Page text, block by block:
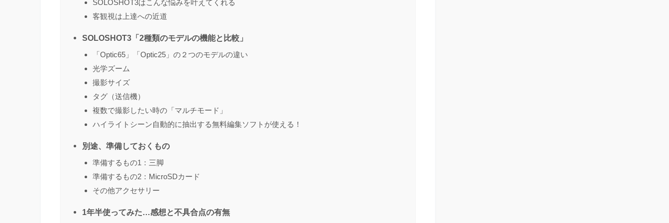
SOLOSHOT3はこんな悩みを叶えてくれる
客観視は上達への近道
SOLOSHOT3「2種類のモデルの機能と比較」
「Optic65」「Optic25」の２つのモデルの違い
光学ズーム
撮影サイズ
タグ（送信機）
複数で撮影したい時の「マルチモード」
ハイライトシーン自動的に抽出する無料編集ソフトが使える！
別途、準備しておくもの
準備するもの1：三脚
準備するもの2：MicroSDカード
その他アクセサリー
1年半使ってみた…感想と不具合点の有無